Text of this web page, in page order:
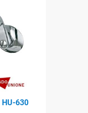
HU-630